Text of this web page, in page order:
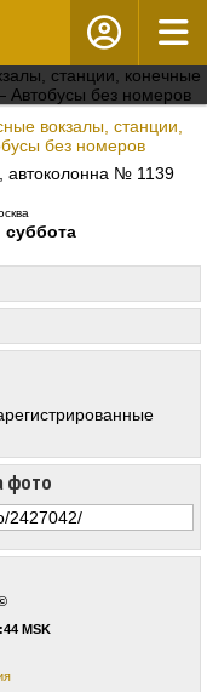
вокзалы, станции,
без номеров
автоколонна № 1139
суббота
MSK
фото